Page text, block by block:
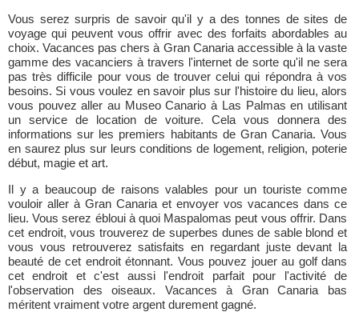
Vous serez surpris de savoir qu'il y a des tonnes de sites de
voyage qui peuvent vous offrir avec des forfaits abordables au
choix. Vacances pas chers à Gran Canaria accessible à la vaste
gamme des vacanciers à travers l'internet de sorte qu'il ne sera
pas très difficile pour vous de trouver celui qui répondra à vos
besoins. Si vous voulez en savoir plus sur l'histoire du lieu, alors
vous pouvez aller au Museo Canario à Las Palmas en utilisant
un service de location de voiture. Cela vous donnera des
informations sur les premiers habitants de Gran Canaria. Vous
en saurez plus sur leurs conditions de logement, religion, poterie
début, magie et art.
Il y a beaucoup de raisons valables pour un touriste comme
vouloir aller à Gran Canaria et envoyer vos vacances dans ce
lieu. Vous serez ébloui à quoi Maspalomas peut vous offrir. Dans
cet endroit, vous trouverez de superbes dunes de sable blond et
vous vous retrouverez satisfaits en regardant juste devant la
beauté de cet endroit étonnant. Vous pouvez jouer au golf dans
cet endroit et c'est aussi l'endroit parfait pour l'activité de
l'observation des oiseaux. Vacances à Gran Canaria bas
méritent vraiment votre argent durement gagné.